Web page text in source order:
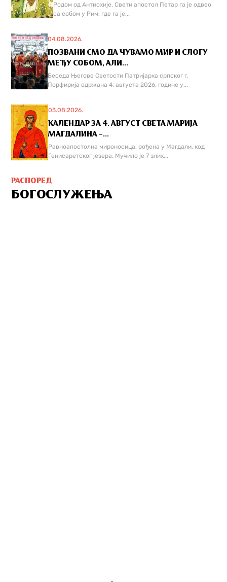
Родом од Антиохије. Свети апостол Петар га је одвео
са собом у Рим, где га је...
04.08.2026.
ПОЗВАНИ СМО ДА ЧУВАМО МИР И СЛОГУ
МЕЂУ СОБОМ, АЛИ...
Беседа Његове Светости Патријарха српског г.
Порфирија одржана 4. августа 2026. године у...
03.08.2026.
КАЛЕНДАР ЗА 4. АВГУСТ СВЕТА МАРИЈА
МАГДАЛИНА –...
Равноапостолна мироносица, рођена у Магдали, код
Генисаретског језера. Мучилo је 7 злих...
РАСПОРЕД
БОГОСЛУЖЕЊА